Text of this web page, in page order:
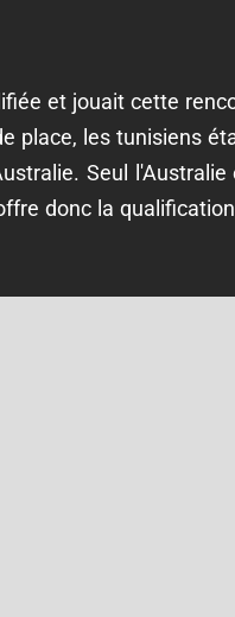
et jouait cette
place, les tunisiens
Seul
donc la